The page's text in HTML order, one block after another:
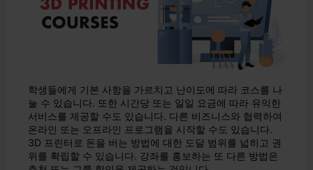
학생들에게 기본 사항을 가르치고 난이도에 따라 코스를 나
눌 수 있습니다. 또한 시간당 또는 일일 요금에 따라 유익한
서비스를 제공할 수도 있습니다. 다른 비즈니스와 협력하여
온라인 또는 오프라인 프로그램을 시작할 수도 있습니다.
3D 프린터로 돈을 버는 방법에 대한 도달 범위를 넓히고 권
위를 확립할 수 있습니다. 강좌를 홍보하는 또 다른 방법은